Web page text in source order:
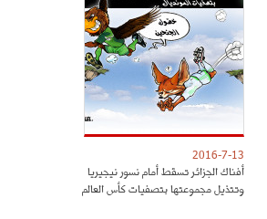
2016-7-13
أفناك الجزائر تسقط أمام نسور نيجيريا
وتتذيل مجموعتها بتصفيات كأس العالم